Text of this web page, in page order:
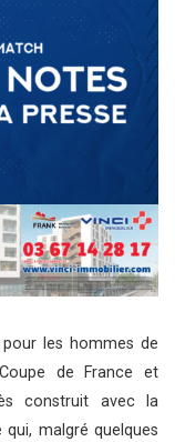
pour les hommes de
de France et
construit avec la
malgré quelques